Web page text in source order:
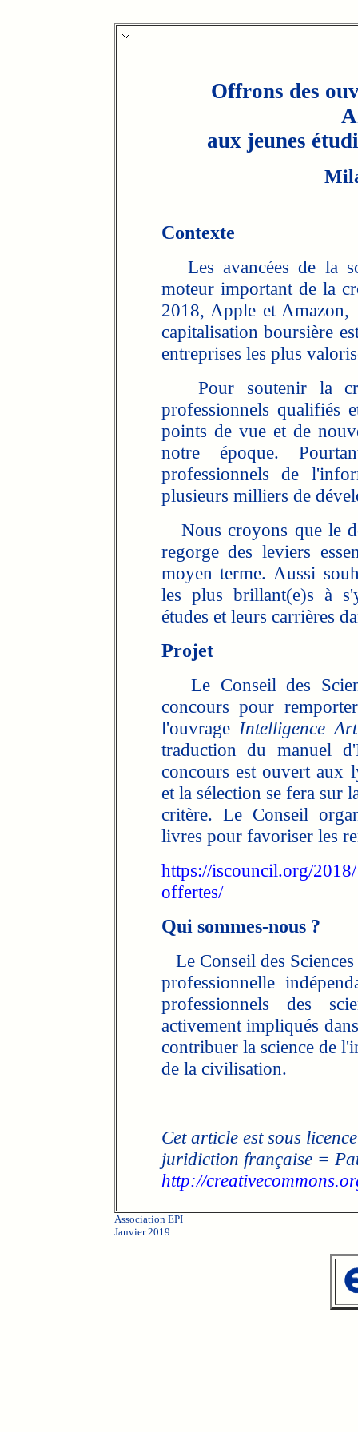
Offrons des
aux jeunes
Contexte
Les avancées de la
moteur important de la
2018, Apple et Amazon,
capitalisation boursière
entreprises les plus
Pour soutenir la
professionnels qualifiés
points de vue et de
notre époque.
professionnels de
plusieurs milliers de
Nous croyons que le
regorge des leviers
moyen terme. Aussi
les plus brillant(e)s à
études et leurs carrières
Projet
Le Conseil des
concours pour
l'ouvrage Intelligence
traduction du manuel
concours est ouvert aux
et la sélection se fera sur
critère. Le Conseil
livres pour favoriser les
https://iscouncil.org/
offertes/
Qui sommes-nous ?
Le Conseil des
professionnelle
professionnels des
activement impliqués
contribuer la science de
de la civilisation.
Cet article est sous licence
juridiction française =
http://
Association EPI
Janvier 2019